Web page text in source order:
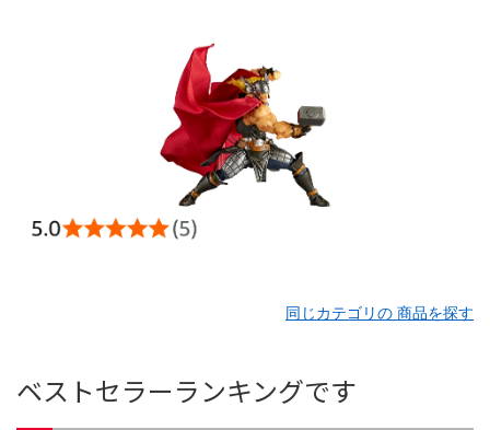
同じカテゴリの 商品を探す
ベストセラーランキングです